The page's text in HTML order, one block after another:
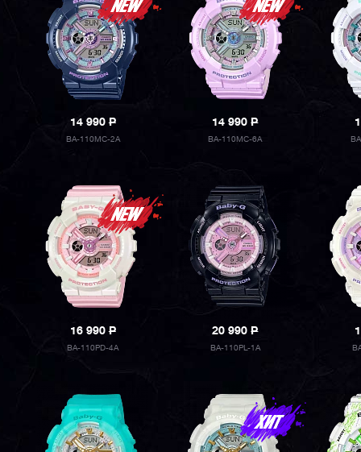
14 990P
BA-110MC-2A
14 990P
BA-110MC-6A
16 990P
BA-110PD-4A
20 990P
BA-110PL-1A